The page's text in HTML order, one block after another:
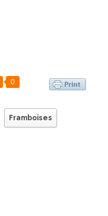
0
Framboises